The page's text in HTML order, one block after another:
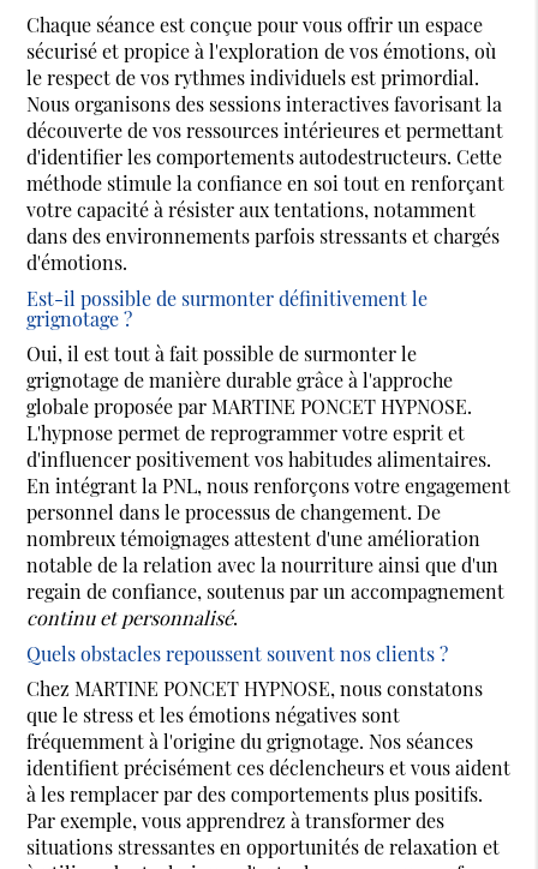
Chaque séance est conçue pour vous offrir un espace
sécurisé et propice à l'exploration de vos émotions, où
le respect de vos rythmes individuels est primordial.
Nous organisons des sessions interactives favorisant la
découverte de vos ressources intérieures et permettant
d'identifier les comportements autodestructeurs. Cette
méthode stimule la confiance en soi tout en renforçant
votre capacité à résister aux tentations, notamment
dans des environnements parfois stressants et chargés
d'émotions.
Est-il possible de surmonter définitivement le
grignotage ?
Oui, il est tout à fait possible de surmonter le
grignotage de manière durable grâce à l'approche
globale proposée par MARTINE PONCET HYPNOSE.
L'hypnose permet de reprogrammer votre esprit et
d'influencer positivement vos habitudes alimentaires.
En intégrant la PNL, nous renforçons votre engagement
personnel dans le processus de changement. De
nombreux témoignages attestent d'une amélioration
notable de la relation avec la nourriture ainsi que d'un
regain de confiance, soutenus par un accompagnement
continu et personnalisé.
Quels obstacles repoussent souvent nos clients ?
Chez MARTINE PONCET HYPNOSE, nous constatons
que le stress et les émotions négatives sont
fréquemment à l'origine du grignotage. Nos séances
identifient précisément ces déclencheurs et vous aident
à les remplacer par des comportements plus positifs.
Par exemple, vous apprendrez à transformer des
situations stressantes en opportunités de relaxation et